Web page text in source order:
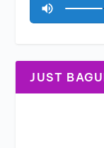
JUST